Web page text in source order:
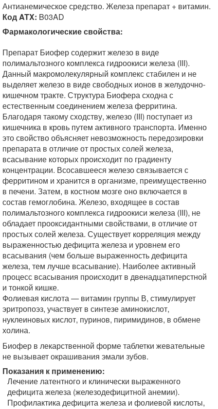
Антианемическое средство. Железа препарат + витамин.
Код ATX: B03AD
Фармакологические свойства:
Препарат Биофер содержит железо в виде
полимальтозного комплекса гидроокиси железа (III).
Данный макромолекулярный комплекс стабилен и не
выделяет железо в виде свободных ионов в желудочно-
кишечном тракте. Структура Биофера сходна с
естественным соединением железа ферритина.
Благодаря такому сходству, железо (III) поступает из
кишечника в кровь путем активного транспорта. Именно
это свойство объясняет невозможность передозировки
препарата в отличие от простых солей железа,
всасывание которых происходит по градиенту
концентрации. Всосавшееся железо связывается с
ферритином и хранится в организме, преимущественно
в печени. Затем, в костном мозге оно включается в
состав гемоглобина. Железо, входящее в состав
полимальтозного комплекса гидроокиси железа (III), не
обладает прооксидантными свойствами, в отличие от
простых солей железа. Существует корреляция между
выраженностью дефицита железа и уровнем его
всасывания (чем больше выраженность дефицита
железа, тем лучше всасывание). Наиболее активный
процесс всасывания происходит в двенадцатиперстной
и тонкой кишке.
Фолиевая кислота — витамин группы В, стимулирует
эритропоэз, участвует в синтезе аминокислот,
нуклеиновых кислот, пуринов, пиримидинов, в обмене
холина.
Биофер в лекарственной форме таблетки жевательные
не вызывает окрашивания эмали зубов.
Показания к применению:
Лечение латентного и клинически выраженного
дефицита железа (железодефицитной анемии).
Профилактика дефицита железа и фолиевой кислоты,